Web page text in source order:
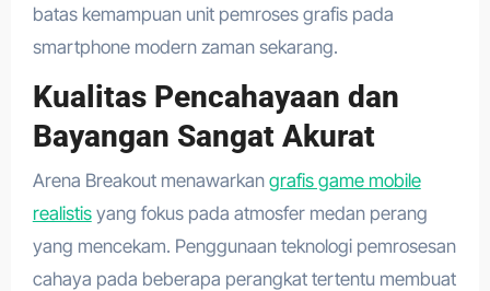
batas kemampuan unit pemroses grafis pada
smartphone modern zaman sekarang.
Kualitas Pencahayaan dan
Bayangan Sangat Akurat
Arena Breakout menawarkan grafis game mobile
realistisyang fokus pada atmosfer medan perang
yang mencekam. Penggunaan teknologi pemrosesan
cahaya pada beberapa perangkat tertentu membuat